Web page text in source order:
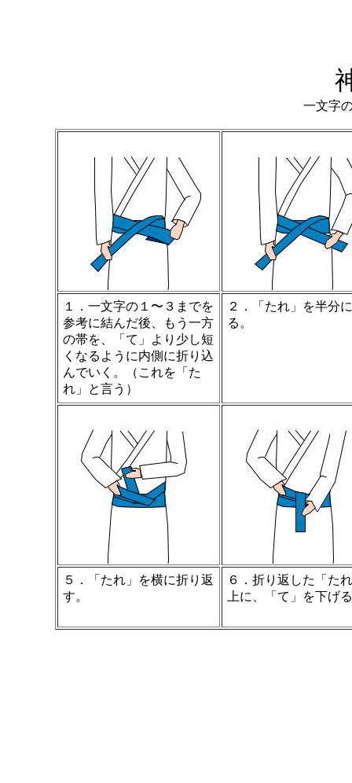
一文字
１．一文字の１〜３までを
参考に結んだ後、もう一方
の帯を、「て」より少し短
くなるように内側に折り込
んでいく。（これを「た
れ」と言う）
２．「たれ」を半分
る。
５．「たれ」を横に折り返
す。
６．折り返した「た
上に、「て」を下げ